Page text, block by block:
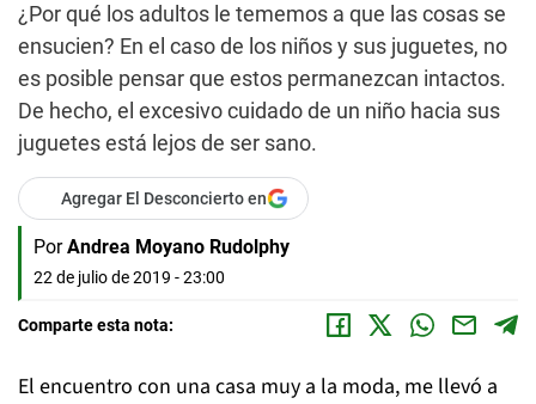
¿Por qué los adultos le tememos a que las cosas se
ensucien? En el caso de los niños y sus juguetes, no
es posible pensar que estos permanezcan intactos.
De hecho, el excesivo cuidado de un niño hacia sus
juguetes está lejos de ser sano.
Agregar El Desconcierto en
Por Andrea Moyano Rudolphy
22 de julio de 2019 - 23:00
Comparte esta nota:
El encuentro con una casa muy a la moda, me llevó a